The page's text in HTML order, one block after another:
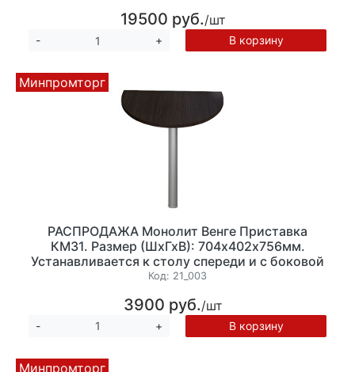
19500 руб./шт
- + В корзину
Минпромторг
РАСПРОДАЖА Монолит Венге Приставка
КМ31. Размер (ШхГхВ): 704х402х756мм.
Устанавливается к столу спереди и с боковой
стороны. Толщина столешницы 22мм.
Код: 21_003
3900 руб./шт
- + В корзину
Минпромторг